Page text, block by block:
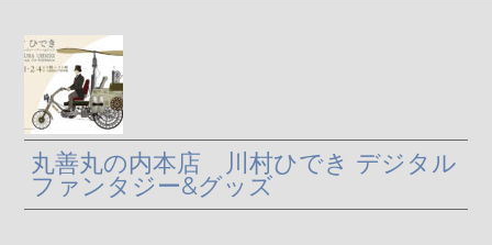
丸善丸の内本店 川村ひでき デジタル
ファンタジー&グッズ